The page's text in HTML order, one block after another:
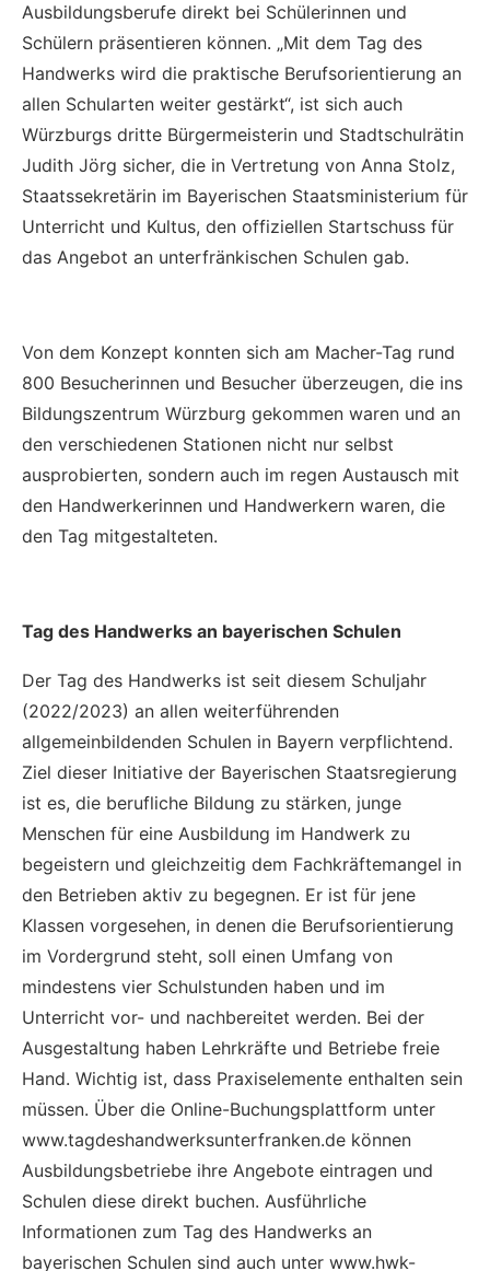
Ausbildungsberufe direkt bei Schülerinnen und
Schülern präsentieren können. „Mit dem Tag des
Handwerks wird die praktische Berufsorientierung an
allen Schularten weiter gestärkt“, ist sich auch
Würzburgs dritte Bürgermeisterin und Stadtschulrätin
Judith Jörg sicher, die in Vertretung von Anna Stolz,
Staatssekretärin im Bayerischen Staatsministerium für
Unterricht und Kultus, den offiziellen Startschuss für
das Angebot an unterfränkischen Schulen gab.
Von dem Konzept konnten sich am Macher-Tag rund
800 Besucherinnen und Besucher überzeugen, die ins
Bildungszentrum Würzburg gekommen waren und an
den verschiedenen Stationen nicht nur selbst
ausprobierten, sondern auch im regen Austausch mit
den Handwerkerinnen und Handwerkern waren, die
den Tag mitgestalteten.
Tag des Handwerks an bayerischen Schulen
Der Tag des Handwerks ist seit diesem Schuljahr
(2022/2023) an allen weiterführenden
allgemeinbildenden Schulen in Bayern verpflichtend.
Ziel dieser Initiative der Bayerischen Staatsregierung
ist es, die berufliche Bildung zu stärken, junge
Menschen für eine Ausbildung im Handwerk zu
begeistern und gleichzeitig dem Fachkräftemangel in
den Betrieben aktiv zu begegnen. Er ist für jene
Klassen vorgesehen, in denen die Berufsorientierung
im Vordergrund steht, soll einen Umfang von
mindestens vier Schulstunden haben und im
Unterricht vor- und nachbereitet werden. Bei der
Ausgestaltung haben Lehrkräfte und Betriebe freie
Hand. Wichtig ist, dass Praxiselemente enthalten sein
müssen. Über die Online-Buchungsplattform unter
www.tagdeshandwerksunterfranken.de können
Ausbildungsbetriebe ihre Angebote eintragen und
Schulen diese direkt buchen. Ausführliche
Informationen zum Tag des Handwerks an
bayerischen Schulen sind auch unter www.hwk-